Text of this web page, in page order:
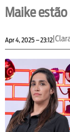
Maike
Apr 4, 2025 – 23:12|